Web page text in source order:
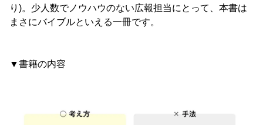
り)。少人数でノウハウのない広報担当にとって、本書は
まさにバイブルといえる一冊です。
▼書籍の内容